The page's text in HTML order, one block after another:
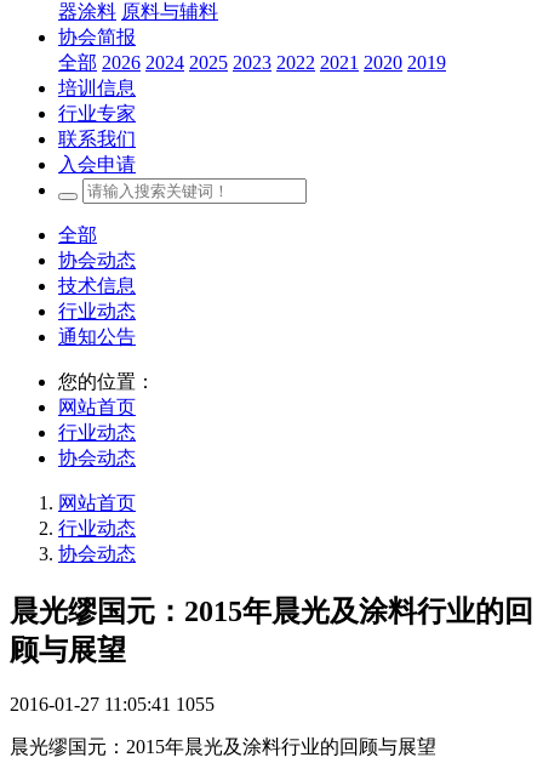
器涂料 原料与辅料
协会简报
全部 2026 2024 2025 2023 2022 2021 2020 2019
培训信息
行业专家
联系我们
入会申请
全部
协会动态
技术信息
行业动态
通知公告
您的位置：
网站首页
行业动态
协会动态
网站首页
行业动态
协会动态
晨光缪国元：2015年晨光及涂料行业的回
顾与展望
2016-01-27 11:05:41 1055
晨光缪国元：2015年晨光及涂料行业的回顾与展望